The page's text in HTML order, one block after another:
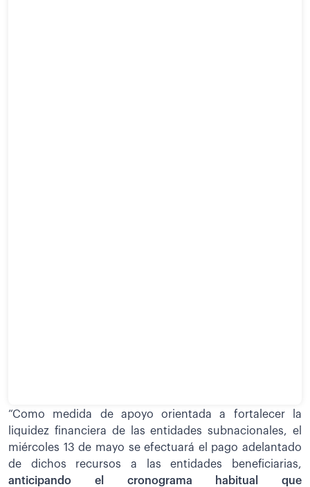
“Como medida de apoyo orientada a fortalecer la
liquidez financiera de las entidades subnacionales, el
miércoles 13 de mayo se efectuará el pago adelantado
de dichos recursos a las entidades beneficiarias,
anticipando el cronograma habitual que